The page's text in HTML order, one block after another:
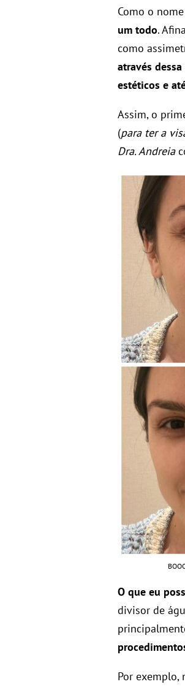
Como o
um todo.
como
através
estéticos e
Assim, o
(para ter a
Dra. Andreia
O que eu
divisor de
Por